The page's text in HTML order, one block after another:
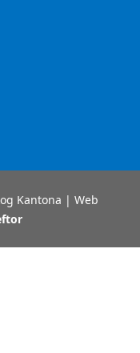
Kantona | Web